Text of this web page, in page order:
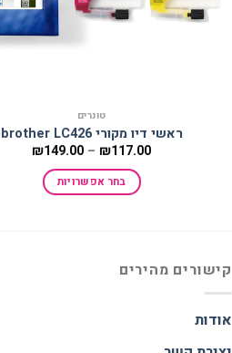
טונרים
ראשי דיו מקורי brother LC426
₪117.00
–
₪149.00 טווח
בחר אפשרויות
קישורים מהירים
אודות